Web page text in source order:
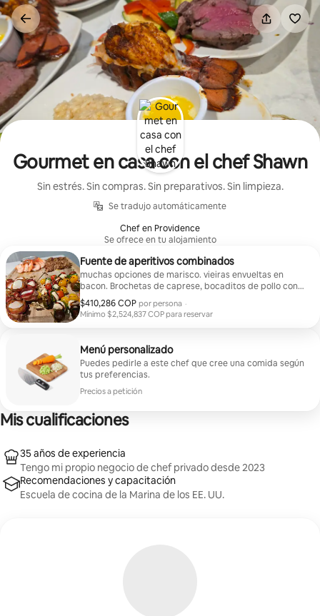
Omite
el
contenido
Gourmet en casa con el chef Shawn
Sin estrés. Sin compras. Sin preparativos. Sin limpieza.
Se tradujo automáticamente
Chef en Providence
Se ofrece en tu alojamiento
Fuente de aperitivos combinados
muchas opciones de marisco. vieiras envueltas en
bacon. Brochetas de caprese, bocaditos de pollo con
nueces pecanas y cóctel de gambas
$410,286 COP por persona
$410,286 COP por huésped
·
Mínimo $2,524,837 COP para reservar
Menú personalizado
Puedes pedirle a este chef que cree una comida según
tus preferencias.
Precios a petición
Mis cualificaciones
35 años de experiencia
Tengo mi propio negocio de chef privado desde 2023
Recomendaciones y capacitación
Escuela de cocina de la Marina de los EE. UU.